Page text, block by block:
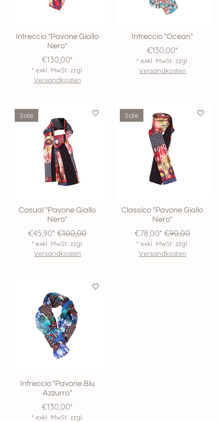
Intreccio "Pavone Giallo
Nero"
€130,00*
* exkl. MwSt. zzgl.
Versandkosten
Intreccio "Ocean"
€130,00*
* exkl. MwSt. zzgl.
Versandkosten
Sale
Casual "Pavone Giallo
Nero"
€45,90* €100,00
* exkl. MwSt. zzgl.
Versandkosten
Sale
Classico "Pavone Giallo
Nero"
€78,00* €90,00
* exkl. MwSt. zzgl.
Versandkosten
Intreccio "Pavone Blu
Azzurro"
€130,00*
* exkl. MwSt. zzgl.